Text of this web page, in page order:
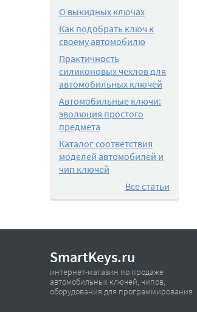
О выкидных ключах
Как подобрать ключ к
своему автомобилю
Практичность
силиконовых чехлов для
автомобильных ключей
Автомобильные ключи:
эволюция простого
предмета
Каталог соответствия
моделей автомобилей и
чип ключей
Все статьи
SmartKeys.ru
интернет-магазин по продаже
автомобильных ключей, чипов,
оборудования для программирования.